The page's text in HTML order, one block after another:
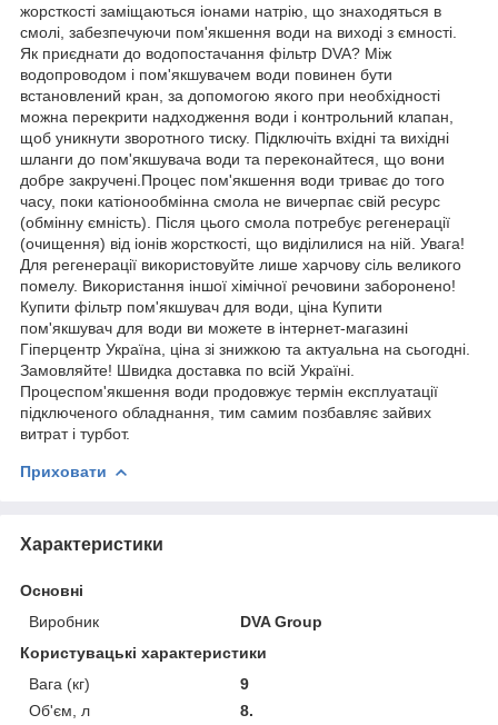
жорсткості заміщаються іонами натрію, що знаходяться в
смолі, забезпечуючи пом'якшення води на виході з ємності.
Як приєднати до водопостачання фільтр DVA? Між
водопроводом і пом'якшувачем води повинен бути
встановлений кран, за допомогою якого при необхідності
можна перекрити надходження води і контрольний клапан,
щоб уникнути зворотного тиску. Підключіть вхідні та вихідні
шланги до пом'якшувача води та переконайтеся, що вони
добре закручені.Процес пом'якшення води триває до того
часу, поки катіонообмінна смола не вичерпає свій ресурс
(обмінну ємність). Після цього смола потребує регенерації
(очищення) від іонів жорсткості, що виділилися на ній. Увага!
Для регенерації використовуйте лише харчову сіль великого
помелу. Використання іншої хімічної речовини заборонено!
Купити фільтр пом'якшувач для води, ціна Купити
пом'якшувач для води ви можете в інтернет-магазині
Гіперцентр Україна, ціна зі знижкою та актуальна на сьогодні.
Замовляйте! Швидка доставка по всій Україні.
Процеспом'якшення води продовжує термін експлуатації
підключеного обладнання, тим самим позбавляє зайвих
витрат і турбот.
Приховати
Характеристики
Основні
Виробник
DVA Group
Користувацькі характеристики
Вага (кг)
9
Об'єм, л
8.